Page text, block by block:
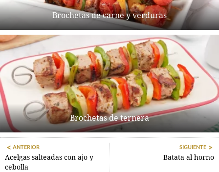
Brochetas de carne y verduras
Brochetas de ternera
ANTERIOR
Acelgas salteadas con ajo y
cebolla
SIGUIENTE
Batata al horno